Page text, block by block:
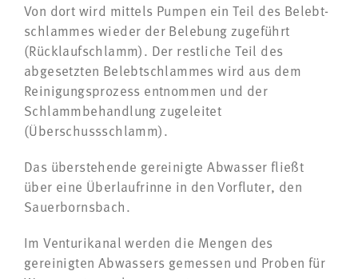
Von dort wird mittels Pumpen ein Teil des Belebt-
schlammes wieder der Belebung zugeführt
(Rücklaufschlamm). Der restliche Teil des
abgesetzten Belebtschlammes wird aus dem
Reinigungsprozess entnommen und der
Schlammbehandlung zugeleitet
(Überschussschlamm).
Das überstehende gereinigte Abwasser fließt
über eine Überlaufrinne in den Vorfluter, den
Sauerbornsbach.
Im Venturikanal werden die Mengen des
gereinigten Abwassers gemessen und Proben für